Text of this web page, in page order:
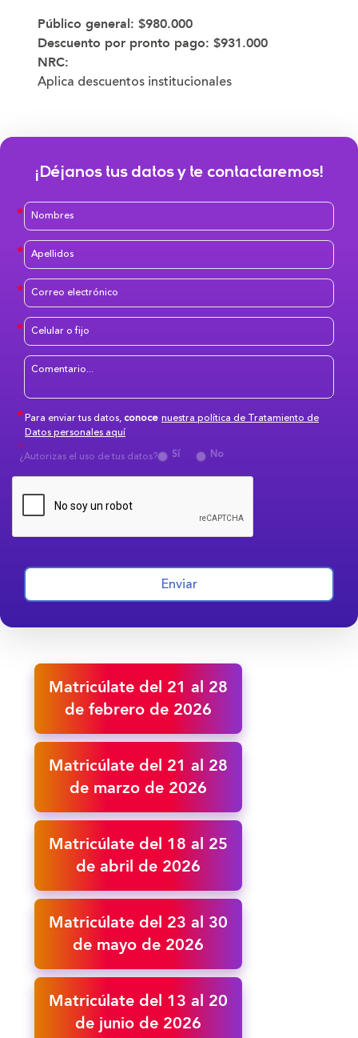
Público general: $980.000
Descuento por pronto pago: $931.000
NRC:
Aplica descuentos institucionales
¡Déjanos tus datos y te contactaremos!
Para enviar tus datos,conoce nuestra política de Tratamiento de
Datos personales aquí
¿Autorizas el uso de tus datos?
Sí No
Enviar
Matricúlate del 21 al 28
de febrero de 2026
Matricúlate del 21 al 28
de marzo de 2026
Matricúlate del 18 al 25
de abril de 2026
Matricúlate del 23 al 30
de mayo de 2026
Matricúlate del 13 al 20
de junio de 2026